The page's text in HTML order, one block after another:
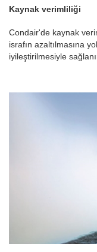
Kaynak verimliliği
Condair'de kaynak
israfın azaltılmasına
iyileştirilmesiyle